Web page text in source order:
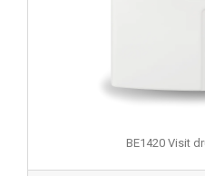
BE1420 Visit